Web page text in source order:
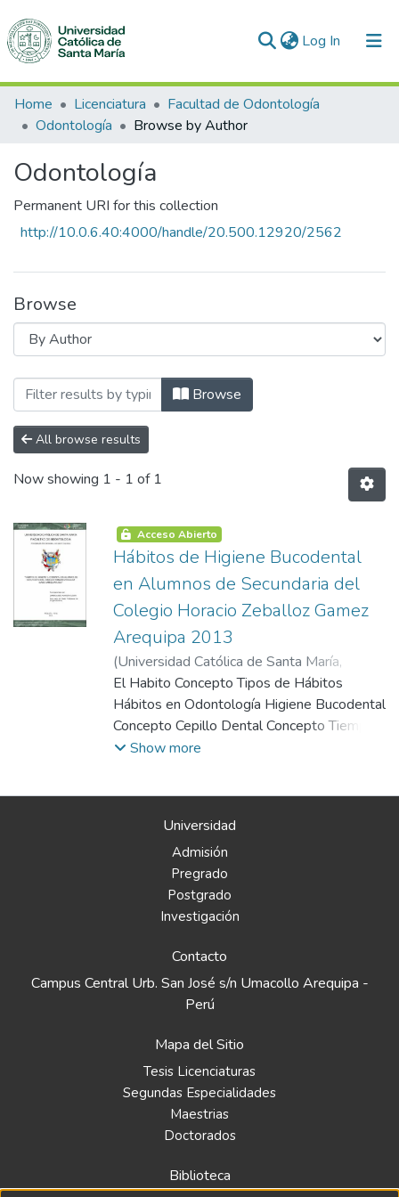
Log In (current)
Communities & Collections
All of DSpace
Home Licenciatura
Facultad de Odontología
Odontología
Browse by Author
Odontología
Permanent URI for this collection
http://10.0.6.40:4000/handle/20.500.12920/2562
Browse
Browsing Odontología by Author
Browse
All browse results
Now showing 1 - 1 of 1
Acceso Abierto
Hábitos de Higiene Bucodental
en Alumnos de Secundaria del
Colegio Horacio Zeballoz Gamez
Arequipa 2013
(Universidad Católica de Santa María,
2013-10-30)Alarcón Guzmán, Juan
Rolando
El Habito Concepto Tipos de Hábitos
Hábitos en Odontología Higiene Bucodental
Concepto Cepillo Dental Concepto Tiempo
de Duración de Cepillo Dental Tipos de
Dental Tipos de Presentaciones de Hilo
Dental Dentífrico o Pasta Dental Tipos de
Dentífricos Enjuague Bucal o Colutorios
Características de un Colutorio Tipos de
Colutorios Recomendaciones para El
Show more
Universidad
Admisión
Pregrado
Postgrado
Investigación
Contacto
Campus Central Urb. San José s/n Umacollo Arequipa -
Perú
Mapa del Sitio
Tesis Licenciaturas
Segundas Especialidades
Maestrias
Doctorados
Biblioteca